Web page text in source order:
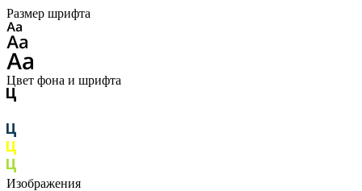
Размер шрифта
Цвет фона и шрифта
Изображения